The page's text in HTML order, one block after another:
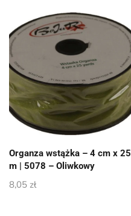
Organza wstążka – 4 cm x 25
m | 5078 – Oliwkowy
8,05 zł